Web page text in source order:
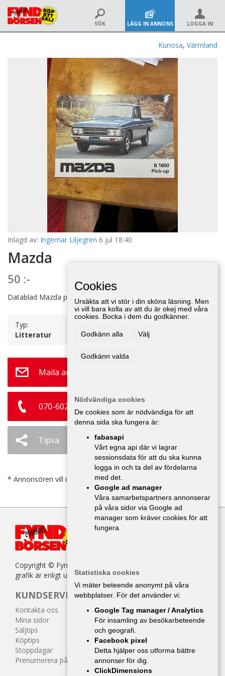
SÖK LÄGG IN ANNONS LOGGA IN
Kuriosa, Värmland
Inlagd av: Ingemar Liljegren 6 jul 18:40
Mazda
50 :-
Datablad Mazda pick-up B 1600.
Typ:
Litteratur
Maila annonsör
070-602 70 71
Tipsa
* Annonsören vill inte bli kontaktad av försäljare.
Copyright © Fyndbörsen. All kopiering av texter, bilder eller
grafik är enligt upphovsrättslagen förbjuden.
KUNDSERVICE
Kontakta oss
Mina sidor
Säljtips
Köptips
Stoppdagar
Prenumerera på tidningen
Cookies
Ursäkta att vi stör i din sköna läsning. Men
vi vill bara kolla av att du är okej med våra
cookies. Bocka i dem du godkänner.
Godkänn alla Välj
Godkänn valda
Nödvändiga cookies
De cookies som är nödvändiga för att
denna sida ska fungera är:
fabasapi
Vårt egna api där vi lagrar
sessionsdata för att du ska kunna
logga in och ta del av fördelarna
med det.
Google ad manager
Våra samarbetspartners annonserar
på våra sidor via Google ad
manager som kräver cookies för att
fungera.
Statistiska cookies
Vi mäter beteende anonymt på våra
webbplatser. För det använder vi:
Google Tag manager / Analytics
För insamling av besökarbeteende
och geografi.
Facebook pixel
Detta hjälper oss utforma bättre
annonser för dig.
ClickDimensions